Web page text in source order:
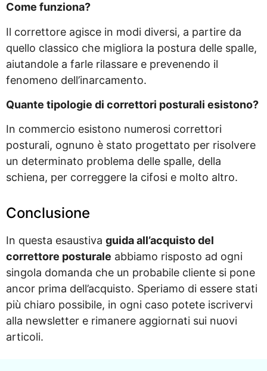
Come funziona?
Il correttore agisce in modi diversi, a partire da
quello classico che migliora la postura delle spalle,
aiutandole a farle rilassare e prevenendo il
fenomeno dell’inarcamento.
Quante tipologie di correttori posturali esistono?
In commercio esistono numerosi correttori
posturali, ognuno è stato progettato per risolvere
un determinato problema delle spalle, della
schiena, per correggere la cifosi e molto altro.
Conclusione
In questa esaustiva guida all’acquisto del
correttore posturale abbiamo risposto ad ogni
singola domanda che un probabile cliente si pone
ancor prima dell’acquisto. Speriamo di essere stati
più chiaro possibile, in ogni caso potete iscrivervi
alla newsletter e rimanere aggiornati sui nuovi
articoli.